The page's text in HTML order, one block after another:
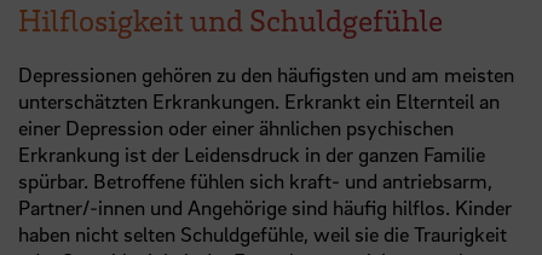
Hilflosigkeit und Schuldgefühle
Depressionen gehören zu den häufigsten und am meisten
unterschätzten Erkrankungen. Erkrankt ein Elternteil an
einer Depression oder einer ähnlichen psychischen
Erkrankung ist der Leidensdruck in der ganzen Familie
spürbar. Betroffene fühlen sich kraft- und antriebsarm,
Partner/-innen und Angehörige sind häufig hilflos. Kinder
haben nicht selten Schuldgefühle, weil sie die Traurigkeit